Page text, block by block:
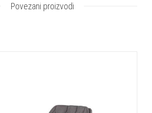
Povezani proizvodi